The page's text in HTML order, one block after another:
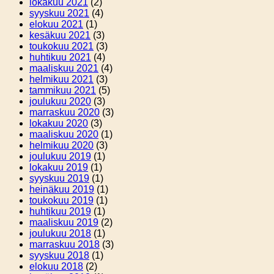
syyskuu 2021 (4)
elokuu 2021 (1)
kesäkuu 2021 (3)
toukokuu 2021 (3)
huhtikuu 2021 (4)
maaliskuu 2021 (4)
helmikuu 2021 (3)
tammikuu 2021 (5)
joulukuu 2020 (3)
marraskuu 2020 (3)
lokakuu 2020 (3)
maaliskuu 2020 (1)
helmikuu 2020 (3)
joulukuu 2019 (1)
lokakuu 2019 (1)
syyskuu 2019 (1)
heinäkuu 2019 (1)
toukokuu 2019 (1)
huhtikuu 2019 (1)
maaliskuu 2019 (2)
joulukuu 2018 (1)
marraskuu 2018 (3)
syyskuu 2018 (1)
elokuu 2018 (2)